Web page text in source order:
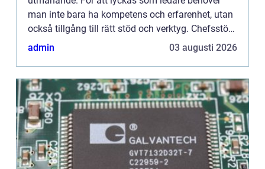
man inte bara ha kompetens och erfarenhet, utan
också tillgång till rätt stöd och verktyg. Chefsstöd
spelar en avg&ou...
admin 03 augusti 2026